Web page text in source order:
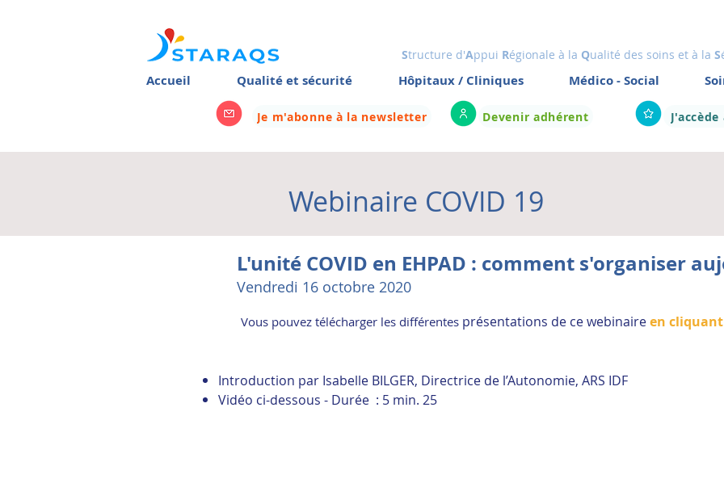
Structure d'Appui Régionale à la Qualité des soins et à la S
Accueil Qualité et sécurité Hôpitaux / Cliniques Médico - Social
Je m'abonne à la newsletter Devenir adhérent
Webinaire COVID 19
L'unité COVID en EHPAD : comment s'organiser
Vendredi 16 octobre 2020
Vous pouvez télécharger les différentesprésentations de ce webinaireen
Introduction par Isabelle BILGER, Directrice de l’Autonomie, ARS IDF
Vidéo ci-dessous - Durée : 5 min. 25